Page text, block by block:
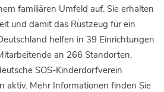
familiären Umfeld auf. Sie erhalten
und damit das Rüstzeug für ein
helfen in 39 Einrichtungen
an 266 Standorten.
SOS-Kinderdorfverein
aktiv. Mehr Informationen finden Sie